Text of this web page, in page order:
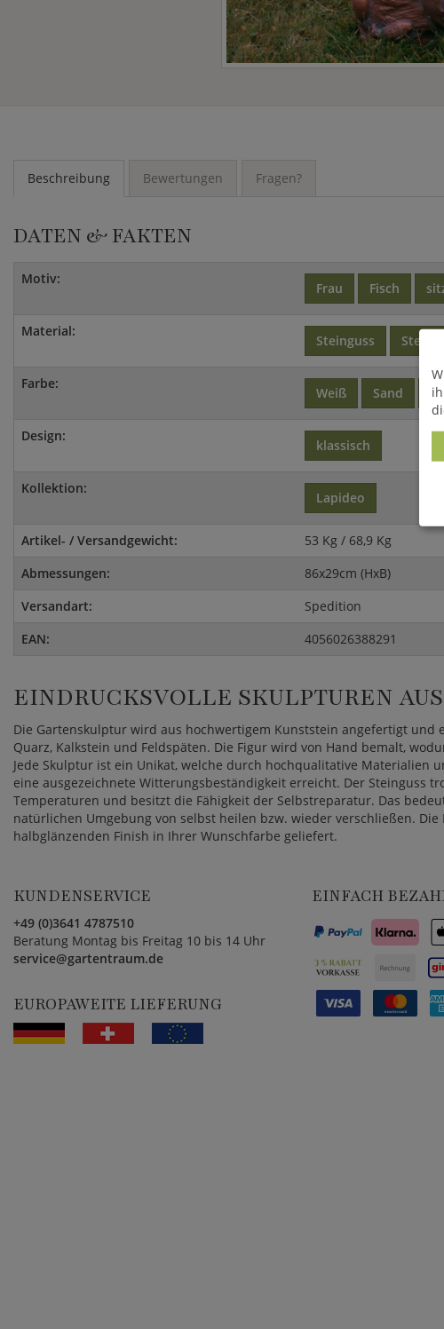
Beschreibung Bewertungen Fragen?
DATEN & FAKTEN
Motiv:
Frau Fisch
Material:
Steinguss Stein
Farbe:
Weiß Sand
Design:
klassisch
Kollektion:
Lapideo
Artikel- / Versandgewicht:
53 Kg / 68,9 Kg
Abmessungen:
86x29cm (HxB)
Versandart:
Spedition
EAN:
4056026388291
EINDRUCKSVOLLE SKULPTUREN
Die Gartenskulptur wird aus hochwertigem Kunststein angefertigt und
Quarz, Kalkstein und Feldspäten. Die Figur wird von Hand bemalt,
Jede Skulptur ist ein Unikat, welche durch hochqualitative Materialien
eine ausgezeichnete Witterungsbeständigkeit erreicht. Der Steinguss
Temperaturen und besitzt die Fähigkeit der Selbstreparatur. Das
natürlichen Umgebung von selbst heilen bzw. wieder verschließen.
halbglänzenden Finish in Ihrer Wunschfarbe geliefert.
KUNDENSERVICE
+49 (0)3641 4787510
Beratung Montag bis Freitag 10 bis 14 Uhr
service@gartentraum.de
EUROPAWEITE LIEFERUNG
EINFACH